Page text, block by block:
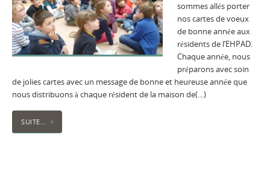
sommes allés porter
nos cartes de voeux
de bonne année aux
résidents de l’EHPAD.
Chaque année, nous
préparons avec soin
de jolies cartes avec un message de bonne et heureuse année que
nous distribuons à chaque résident de la maison de(…)
SUITE…